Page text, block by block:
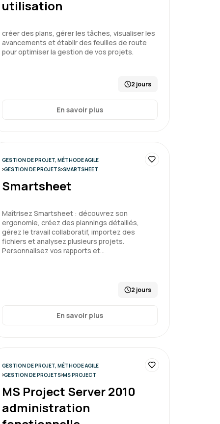
projet - niveau 2
4
projet - niveau 2
Le 20/02/2026 5
et des échanges constructifs
intéressant et utile avec des
utilisation
créer des plans, gérer les tâches, visualiser les
avancements et établir des feuilles de route
pour optimiser la gestion de vos projets.
2 jours
En savoir plus
GESTION DE PROJET, MÉTHODE AGILE
GESTION DE PROJETS SMARTSHEET
Smartsheet
Maîtrisez Smartsheet : découvrez son
ergonomie, créez des plannings détaillés,
gérez le travail collaboratif, importez des
fichiers et analysez plusieurs projets.
Personnalisez vos rapports et…
2 jours
En savoir plus
GESTION DE PROJET, MÉTHODE AGILE
GESTION DE PROJETS MS PROJECT
MS Project Server 2010
administration